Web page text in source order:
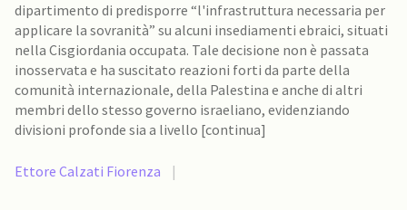
dipartimento di predisporre “l'infrastruttura necessaria per
applicare la sovranità” su alcuni insediamenti ebraici, situati
nella Cisgiordania occupata. Tale decisione non è passata
inosservata e ha suscitato reazioni forti da parte della
comunità internazionale, della Palestina e anche di altri
membri dello stesso governo israeliano, evidenziando
divisioni profonde sia a livello [continua]
Ettore Calzati Fiorenza |